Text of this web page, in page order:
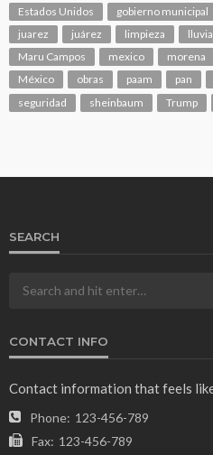
Estados Unidos
gobierno municipal
juarez
juárez limpieza
Maru Campos
mexico morena
México
obras paam pan
seguridad
sheinbaum Trump
SEARCH
CONTACT INFO
Contact information that feels
Phone: 123-456-789
Fax: 123-456-789